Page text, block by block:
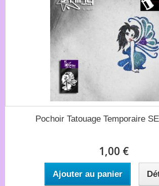
Pochoir Tatouage Temporaire
1,00 €
Ajouter au panier